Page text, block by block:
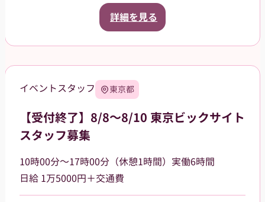
島根県・鳥取県のドラッグストア・ホームセンタ
ー・GMSなどでご就業頂きます。スタッフ登録後
詳細を見る
イベントスタッフ 東京都
【受付終了】8/8～8/10 東京ビックサイト
スタッフ募集
10時00分～17時00分（休憩1時間）実働6時間
日給 1万5000円＋交通費